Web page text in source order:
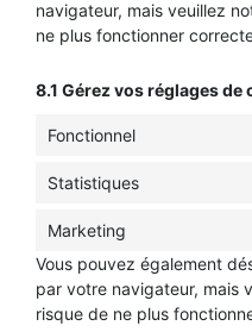
navigateur, mais veuillez
ne plus fonctionner
8.1 Gérez vos réglages de
Fonctionnel
Statistiques
Marketing
Vous pouvez également
par votre navigateur, mais
risque de ne plus